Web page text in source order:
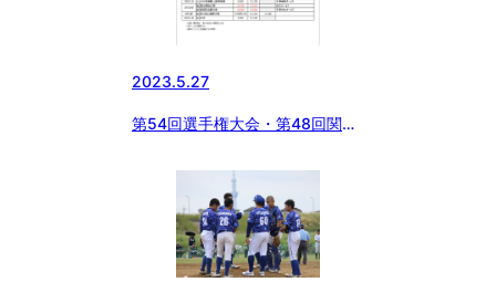
2023.5.27
第54回選手権大会・第48回関東
戦北海道大会・東北大会千葉県支